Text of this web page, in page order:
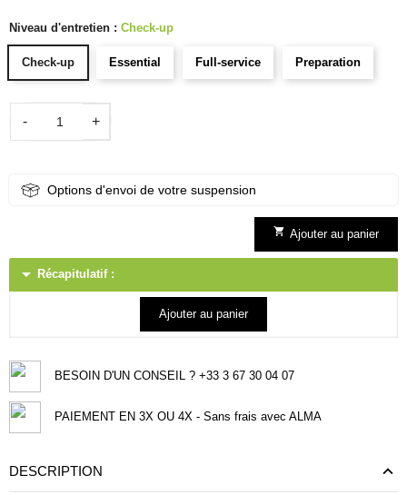
Niveau d'entretien : Check-up
Check-up Essential Full-service Preparation
- +
Options d'envoi de votre suspension
 Ajouter au panier
arrow_drop_down Récapitulatif :
Ajouter au panier
BESOIN D'UN CONSEIL ? +33 3 67 30 04 07
PAIEMENT EN 3X OU 4X - Sans frais avec ALMA
DESCRIPTION